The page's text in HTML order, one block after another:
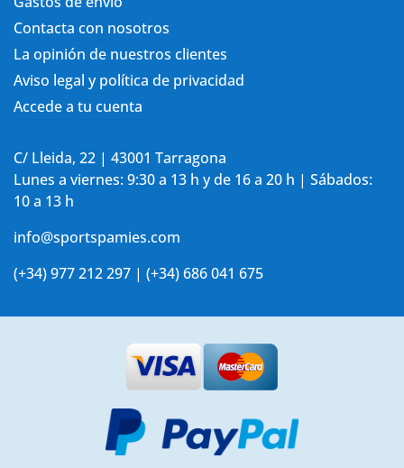
Contacta con nosotros
La opinión de nuestros clientes
Aviso legal y política de privacidad
Accede a tu cuenta
C/ Lleida, 22 | 43001 Tarragona
Lunes a viernes: 9:30 a 13 h y de 16 a 20 h | Sábados:
10 a 13 h
info@sportspamies.com
(+34) 977 212 297 | (+34) 686 041 675